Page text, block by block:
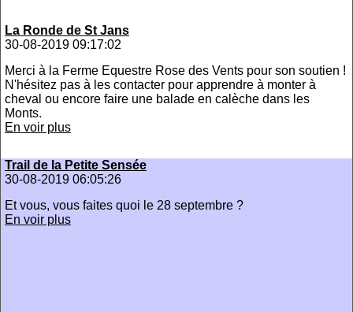
La Ronde de St Jans
30-08-2019 09:17:02
Merci à la Ferme Equestre Rose des Vents pour son soutien !
N'hésitez pas à les contacter pour apprendre à monter à
cheval ou encore faire une balade en calèche dans les
Monts.
En voir plus
Trail de la Petite Sensée
30-08-2019 06:05:26
Et vous, vous faites quoi le 28 septembre ?
En voir plus